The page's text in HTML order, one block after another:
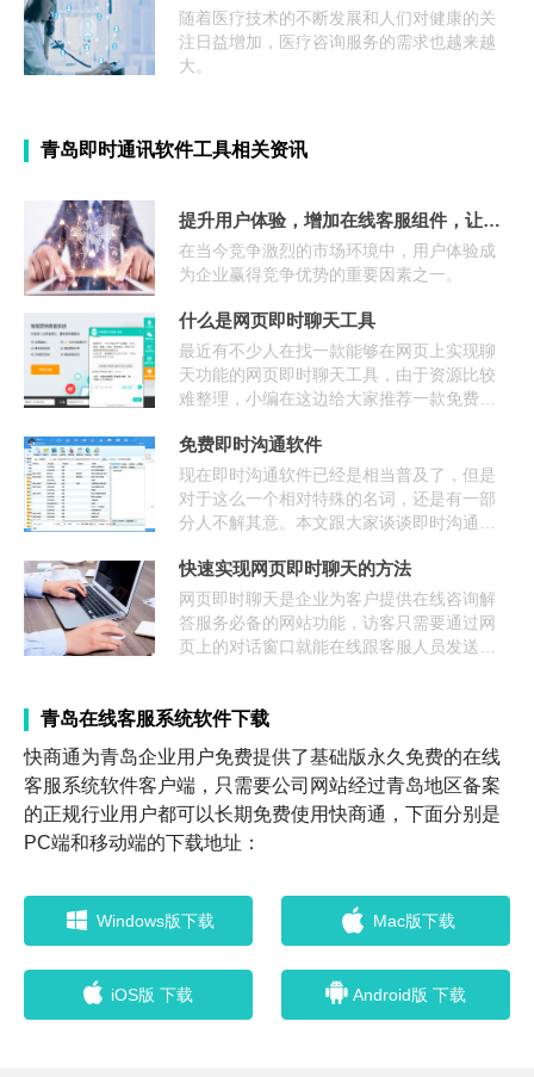
随着医疗技术的不断发展和人们对健康的关
注日益增加，医疗咨询服务的需求也越来越
大。
青岛即时通讯软件工具相关资讯
提升用户体验，增加在线客服组件，让客户获得即时帮助
在当今竞争激烈的市场环境中，用户体验成
为企业赢得竞争优势的重要因素之一。
什么是网页即时聊天工具
最近有不少人在找一款能够在网页上实现聊
天功能的网页即时聊天工具，由于资源比较
难整理，小编在这边给大家推荐一款免费好
网页即时聊天工具 网页即时聊天工具是安装
在网站页面上的一个聊天沟通程序， 访客浏
览网站页
免费即时沟通软件
现在即时沟通软件已经是相当普及了，但是
对于这么一个相对特殊的名词，还是有一部
分人不解其意。本文跟大家谈谈即时沟通软
用的即时沟通软件。 即时沟通软件是什么 即
时沟通软件，顾名思义就是让需要沟通的两
人借助软件
快速实现网页即时聊天的方法
网页即时聊天是企业为客户提供在线咨询解
答服务必备的网站功能，访客只需要通过网
页上的对话窗口就能在线跟客服人员发送消
青岛在线客服系统软件下载
快商通为青岛企业用户免费提供了基础版永久免费的在线
客服系统软件客户端，只需要公司网站经过青岛地区备案
的正规行业用户都可以长期免费使用快商通，下面分别是
PC端和移动端的下载地址：
Windows版下载 Mac版下载
iOS版 下载 Android版 下载